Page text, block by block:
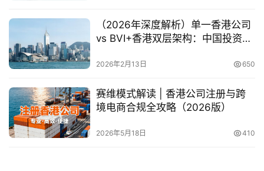
（2026年深度解析）单一香港公司
vs BVI+香港双层架构：中国投资者
2026年2月13日 650
赛维模式解读 | 香港公司注册与跨
境电商合规全攻略（2026版）
2026年5月18日 410